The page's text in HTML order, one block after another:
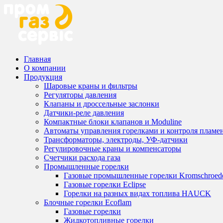
Главная
О компании
Продукция
Шаровые краны и фильтры
Регуляторы давления
Клапаны и дроссельные заслонки
Датчики-реле давления
Компактные блоки клапанов и Moduline
Автоматы управления горелками и контроля
Трансформаторы, электроды, УФ-датчики
Регулировочные краны и компенсаторы
Счетчики расхода газа
Промышленные горелки
Газовые промышленные горелки
Газовые горелки Eclipse
Горелки на разных видах топлива HAUCK
Блочные горелки Ecoflam
Газовые горелки
Жидкотопливные горелки